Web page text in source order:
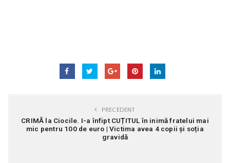
PRECEDENT
CRIMĂ la Ciocile. I-a înfipt CUȚITUL în inimă fratelui mai
mic pentru 100 de euro | Victima avea 4 copii și soția
gravidă